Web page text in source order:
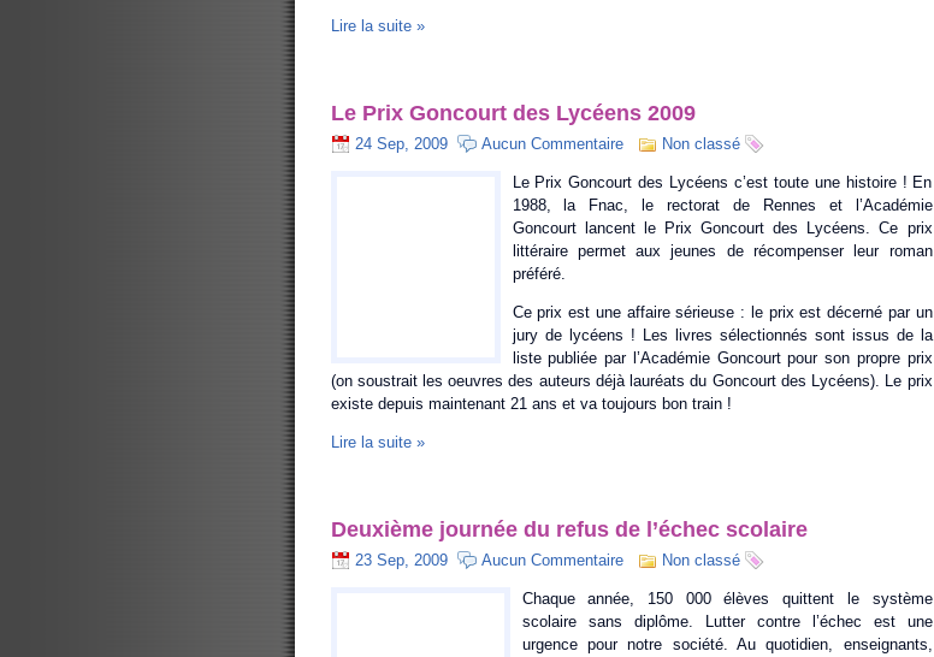
Lire la suite »
Le Prix Goncourt des Lycéens 2009
24 Sep, 2009 Aucun Commentaire Non classé
Le Prix Goncourt des Lycéens c’est toute une histoire ! En
1988, la Fnac, le rectorat de Rennes et l’Académie
Goncourt lancent le Prix Goncourt des Lycéens. Ce prix
littéraire permet aux jeunes de récompenser leur roman
préféré.
Ce prix est une affaire sérieuse : le prix est décerné par un
jury de lycéens ! Les livres sélectionnés sont issus de la
liste publiée par l’Académie Goncourt pour son propre prix
(on soustrait les oeuvres des auteurs déjà lauréats du Goncourt des Lycéens). Le prix
existe depuis maintenant 21 ans et va toujours bon train !
Lire la suite »
Deuxième journée du refus de l’échec scolaire
23 Sep, 2009 Aucun Commentaire Non classé
Chaque année, 150 000 élèves quittent le système
scolaire sans diplôme. Lutter contre l’échec est une
urgence pour notre société. Au quotidien, enseignants,